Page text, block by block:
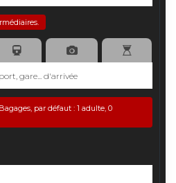
par défaut : 1 adulte, 0